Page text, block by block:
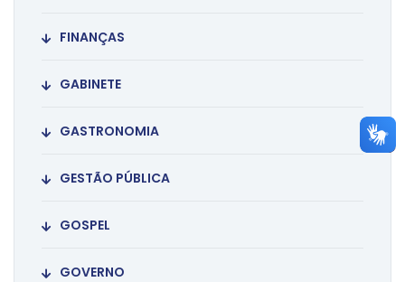
FINANÇAS
GABINETE
GASTRONOMIA
GESTÃO PÚBLICA
GOSPEL
GOVERNO